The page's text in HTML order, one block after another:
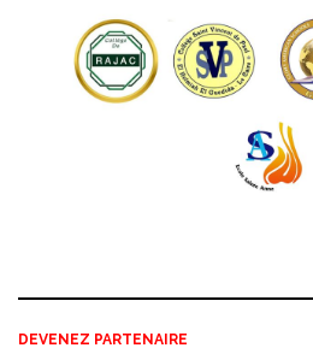
DEVENEZ PARTENAIRE